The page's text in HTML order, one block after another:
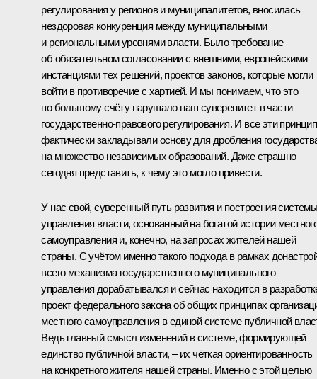
регулирования у регионов и муниципалитетов, вносилась
нездоровая конкуренция между муниципальными
и региональными уровнями власти. Было требование
об обязательном согласовании с внешними, европейскими
инстанциями тех решений, проектов законов, которые могли
войти в противоречие с хартией. И мы понимаем, что это
по большому счёту нарушало наш суверенитет в части
государственно-правового регулирования. И все эти
фактически закладывали основу для дробления
на множество независимых образований. Даже страшно
сегодня представить, к чему это могло привести.
У нас свой, суверенный путь развития и построения
управления власти, основанный на богатой истории
самоуправления и, конечно, на запросах жителей нашей
страны. С учётом именно такого подхода в рамках
всего механизма государственного муниципального
управления дорабатывался и сейчас находится в
проект федерального закона об общих принципах
местного самоуправления в единой системе публичной
Ведь главный смысл изменений в системе, формирующей
единство публичной власти, ‒ их чёткая ориентированность
на конкретного жителя нашей страны. Именно с этой целью